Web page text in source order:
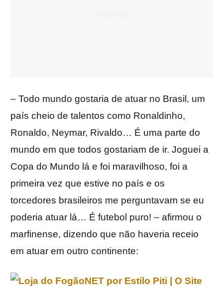
– Todo mundo gostaria de atuar no Brasil, um
país cheio de talentos como Ronaldinho,
Ronaldo, Neymar, Rivaldo… É uma parte do
mundo em que todos gostariam de ir. Joguei a
Copa do Mundo lá e foi maravilhoso, foi a
primeira vez que estive no país e os
torcedores brasileiros me perguntavam se eu
poderia atuar lá… É futebol puro! – afirmou o
marfinense, dizendo que não haveria receio
em atuar em outro continente: